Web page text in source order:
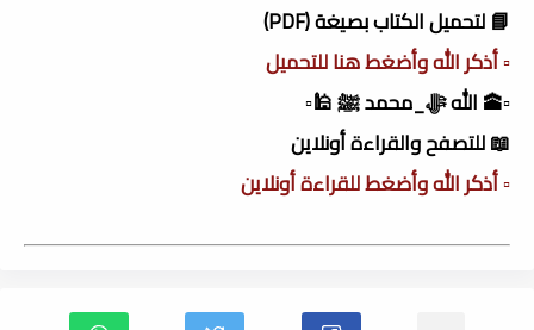
📘 لتحميل الكتاب بصيغة (PDF)
▫️ أذكر الله وأضغط هنا للتحميل
▫️🕋 الله ﷻ_محمد ﷺ 🕌▫️
📖 للتصفح والقراءة أونلاين
▫️ أذكر الله وأضغط للقراءة أونلاين